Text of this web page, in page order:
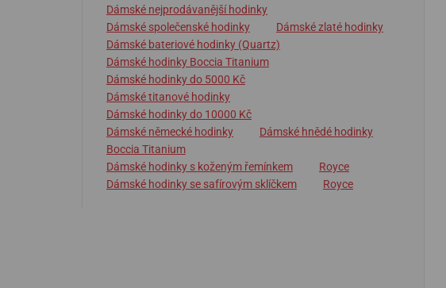
Dámské nejprodávanější hodinky
Dámské společenské hodinky
Dámské zlaté hodinky
Dámské bateriové hodinky (Quartz)
Dámské hodinky Boccia Titanium
Dámské hodinky do 5000 Kč
Dámské titanové hodinky
Dámské hodinky do 10000 Kč
Dámské německé hodinky
Dámské hnědé hodinky
Boccia Titanium
Dámské hodinky s koženým řemínkem
Royce
Dámské hodinky se safírovým sklíčkem
Royce